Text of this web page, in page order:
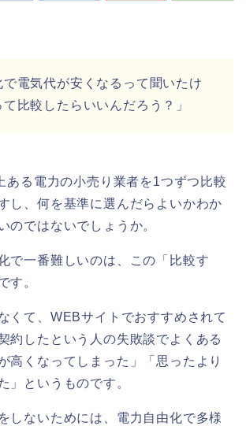
で電気代が安くなるって聞いたけ
比較したらいいんだろう？」
ある電力の小売り業者を1つずつ比較
し、何を基準に選んだらよいかわか
のではないでしょうか。
で一番難しいのは、この「比較す
す。
くて、WEBサイトでおすすめされて
約したという人の失敗談でよくある
高くなってしまった」「思ったより
」というものです。
しないためには、電力自由化で多様